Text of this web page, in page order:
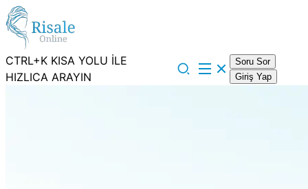
CTRL+K KISA YOLU İLE
HIZLICA ARAYIN
Soru Sor
Giriş Yap